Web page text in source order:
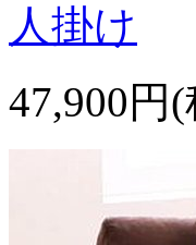
人掛け
47,900円